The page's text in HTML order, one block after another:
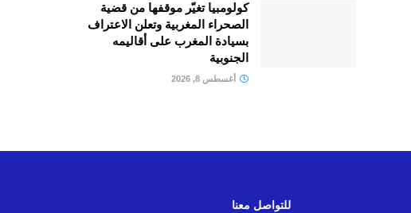
كولومبيا تغيّر موقفها من قضية
الصحراء المغربية وتعلن الاعتراف
بسيادة المغرب على أقاليمه
الجنوبية
أغسطس 8, 2026
للتواصل معنا